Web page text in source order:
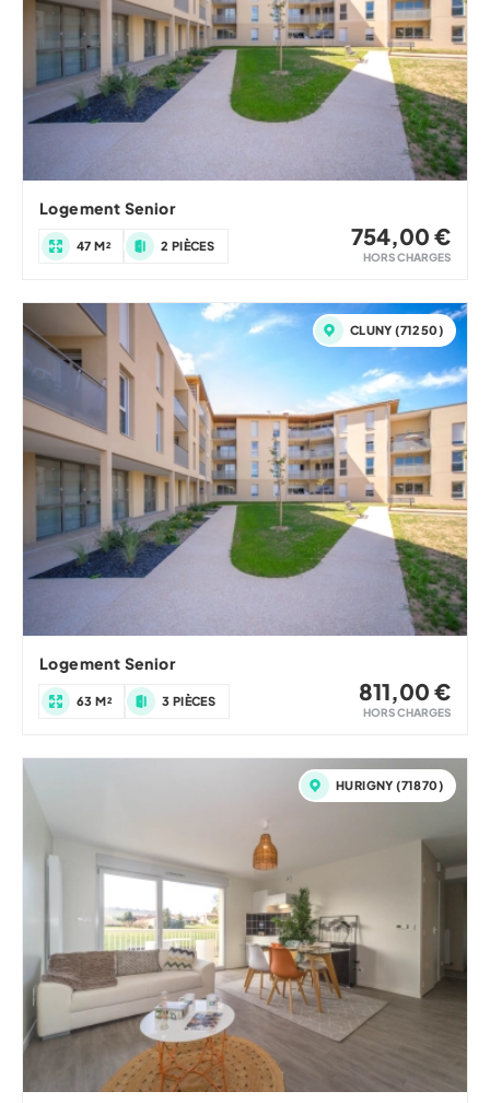
Logement Senior
47 M² 2 PIÈCES 754,00 €
HORS CHARGES
CLUNY (71250)
Logement Senior
63 M² 3 PIÈCES 811,00 €
HORS CHARGES
HURIGNY (71870)